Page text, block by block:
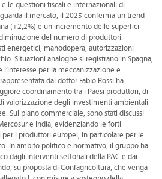
le questioni fiscali e internazionali di
il mercato, il 2025 conferma un trend
(+2,2%) e un incremento delle superfici
del numero di produttori.
energetici, manodopera, autorizzazioni
Situazioni analoghe si registrano in Spagna,
l’interesse per la meccanizzazione e
dal dottor Fabio Rossi ha
coordinamento tra i Paesi produttori, di
valorizzazione degli investimenti ambientali
Sul piano commerciale, sono stati discussi
e India, evidenziando le forti
i produttori europei, in particolare per le
In ambito politico e normativo, il gruppo ha
dagli interventi settoriali della PAC e dai
su proposta di Confagricoltura, che venga